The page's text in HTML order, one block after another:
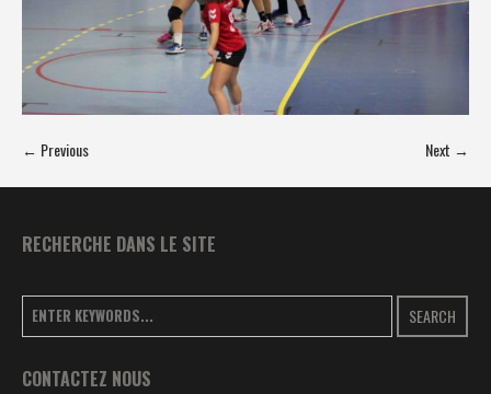
← Previous Next →
RECHERCHE DANS LE SITE
SEARCH
CONTACTEZ NOUS